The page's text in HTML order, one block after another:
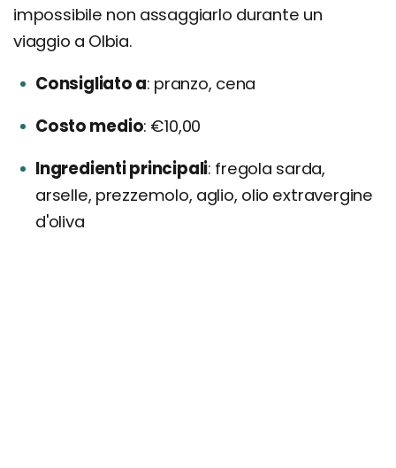
impossibile non assaggiarlo durante un
viaggio a Olbia.
Consigliato a pranzo, cena
Costo medio €10,00
Ingredienti principali fregola sarda,
arselle, prezzemolo, aglio, olio extravergine
d'oliva